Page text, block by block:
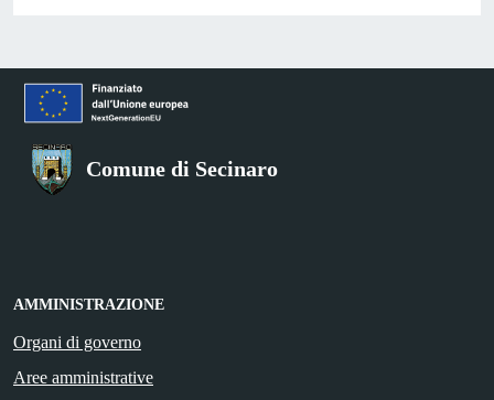
Comune di Secinaro
AMMINISTRAZIONE
Organi di governo
Aree amministrative